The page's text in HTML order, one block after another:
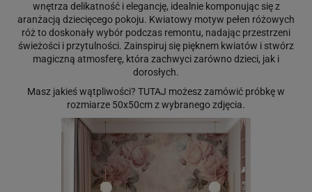
wnętrza delikatność i elegancję, idealnie komponując się z
aranżacją dziecięcego pokoju. Kwiatowy motyw pełen różowych
róż to doskonały wybór podczas remontu, nadając przestrzeni
świeżości i przytulności. Zainspiruj się pięknem kwiatów i stwórz
magiczną atmosferę, która zachwyci zarówno dzieci, jak i
dorosłych.
Masz jakieś wątpliwości? TUTAJ możesz zamówić próbkę w
rozmiarze 50x50cm z wybranego zdjęcia.